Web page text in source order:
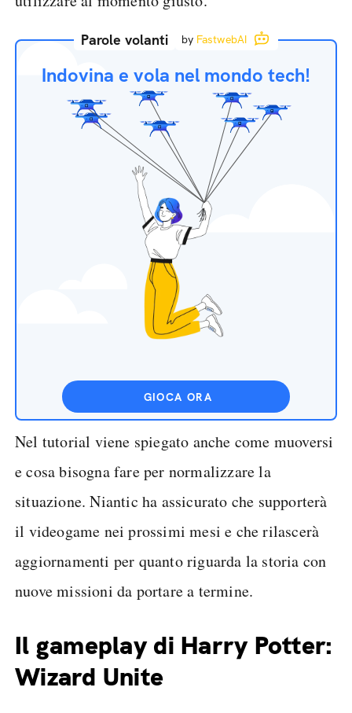
Parole volanti by FastwebAI
Indovina e vola nel mondo tech!
GIOCA ORA
Nel tutorial viene spiegato anche come muoversi
e cosa bisogna fare per normalizzare la
situazione. Niantic ha assicurato che supporterà
il videogame nei prossimi mesi e che rilascerà
aggiornamenti per quanto riguarda la storia con
nuove missioni da portare a termine.
Il gameplay di Harry Potter:
Wizard Unite